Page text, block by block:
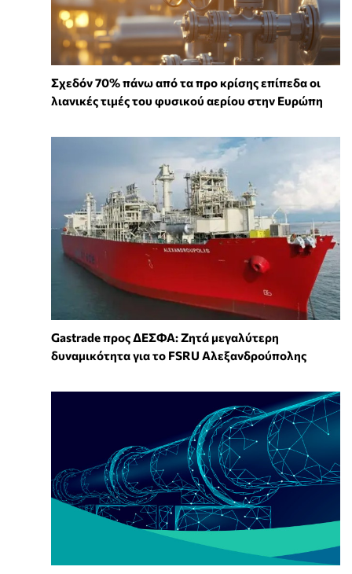
Σχεδόν 70% πάνω από τα προ κρίσης επίπεδα οι
λιανικές τιμές του φυσικού αερίου στην Ευρώπη
Gastrade προς ΔΕΣΦΑ: Ζητά μεγαλύτερη
δυναμικότητα για το FSRU Αλεξανδρούπολης